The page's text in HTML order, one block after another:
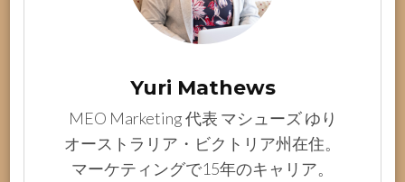
Yuri Mathews
MEO Marketing 代表 マシューズ ゆり
オーストラリア・ビクトリア州在住。
マーケティングで15年のキャリア。